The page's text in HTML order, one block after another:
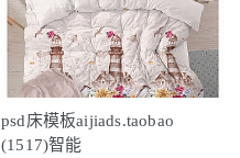
psd床模板aijiads.taobao
(1517)智能